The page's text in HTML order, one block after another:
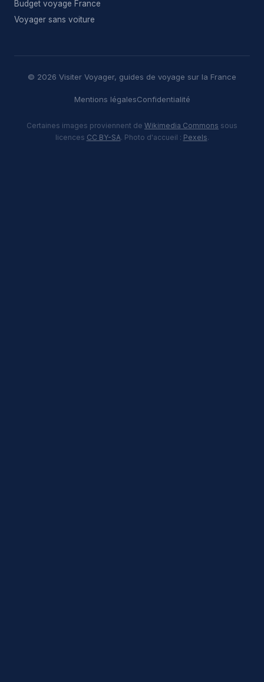
Budget voyage France
Voyager sans voiture
© 2026 Visiter Voyager, guides de voyage sur la France
Mentions légalesConfidentialité
Certaines images proviennent de Wikimedia Commons sous
licences CC BY-SA. Photo d'accueil : Pexels.